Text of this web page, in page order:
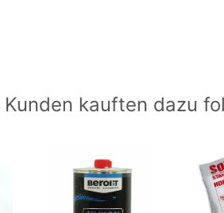
Kunden kauften dazu